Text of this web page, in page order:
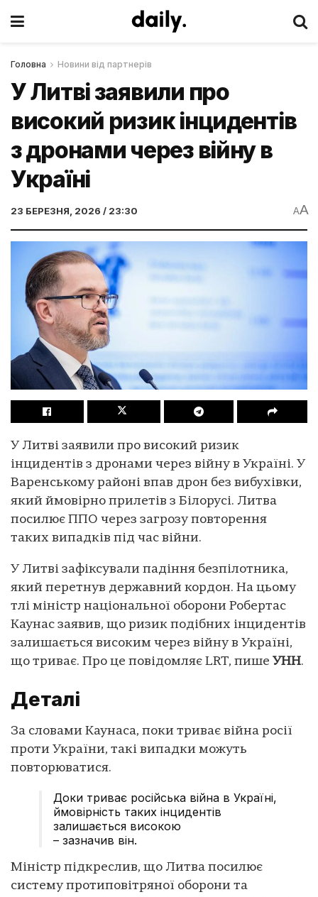
Головна Новини від партнерів
У Литві заявили про
високий ризик інцидентів
з дронами через війну в
Україні
23 БЕРЕЗНЯ, 2026 / 23:30 AA
У Литві заявили про високий ризик
інцидентів з дронами через війну в Україні. У
Варенському районі впав дрон без вибухівки,
який ймовірно прилетів з Білорусі. Литва
посилює ППО через загрозу повторення
таких випадків під час війни.
У Литві зафіксували падіння безпілотника,
який перетнув державний кордон. На цьому
тлі міністр національної оборони Робертас
Каунас заявив, що ризик подібних інцидентів
залишається високим через війну в Україні,
що триває. Про це повідомляє LRT, пише УНН.
Деталі
За словами Каунаса, поки триває війна росії
проти України, такі випадки можуть
повторюватися.
Доки триває російська війна в Україні,
ймовірність таких інцидентів
залишається високою
– зазначив він.
Міністр підкреслив, що Литва посилює
систему протиповітряної оборони та